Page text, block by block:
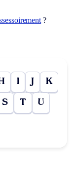
?
I J K
S T U